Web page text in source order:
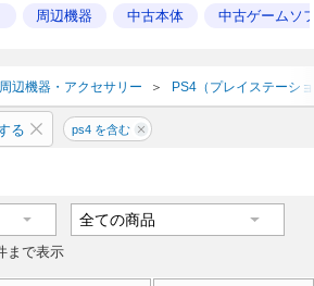
周辺機器 中古本体 中古ゲームソ
周辺機器・アクセサリー ＞ PS4（プレイステーシ
る ps4 を含む
まで表示